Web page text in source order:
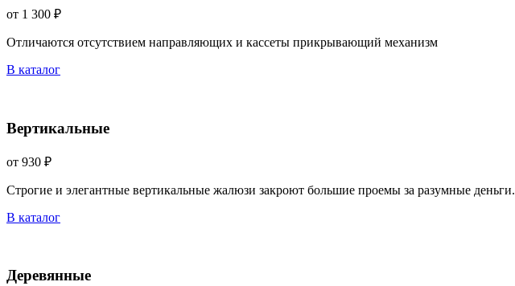
от 1 300 ₽
Отличаются отсутствием направляющих и кассеты прикрывающий механизм
В каталог
Вертикальные
от 930 ₽
Строгие и элегантные вертикальные жалюзи закроют большие проемы за разумные деньги.
В каталог
Деревянные